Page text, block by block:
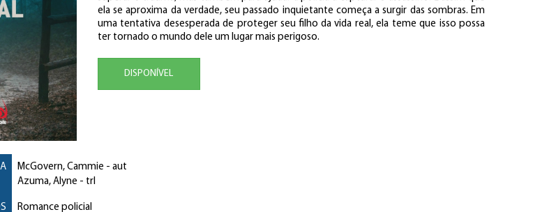
ela se aproxima da verdade, seu passado inquietante começa a surgir das sombras. Em
uma tentativa desesperada de proteger seu filho da vida real, ela teme que isso possa
ter tornado o mundo dele um lugar mais perigoso.
DISPONÍVEL
McGovern, Cammie - aut
Azuma, Alyne - trl
Romance policial